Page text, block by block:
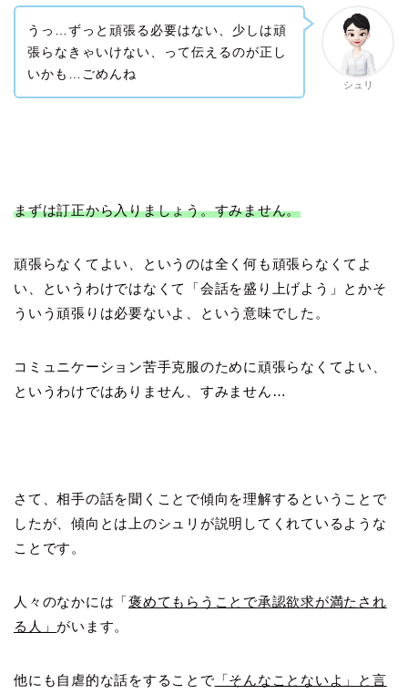
シュリ
うっ…ずっと頑張る必要はない、少しは頑
張らなきゃいけない、って伝えるのが正し
いかも…ごめんね
まずは訂正から入りましょう。すみません。
頑張らなくてよい、というのは全く何も頑張らなくてよ
い、というわけではなくて「会話を盛り上げよう」とかそ
ういう頑張りは必要ないよ、という意味でした。
コミュニケーション苦手克服のために頑張らなくてよい、
というわけではありません、すみません…
さて、相手の話を聞くことで傾向を理解するということで
したが、傾向とは上のシュリが説明してくれているような
ことです。
人々のなかには「褒めてもらうことで承認欲求が満たされ
る人」 がいます。
他にも自虐的な話をすることで 「そんなことないよ」と言